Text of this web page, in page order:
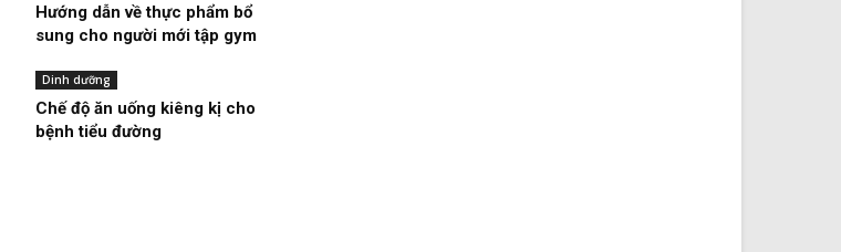
Hướng dẫn về thực phẩm bổ
sung cho người mới tập gym
Dinh dưỡng
Chế độ ăn uống kiêng kị cho
bệnh tiểu đường